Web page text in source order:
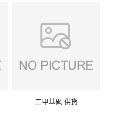
二甲基砜 供货